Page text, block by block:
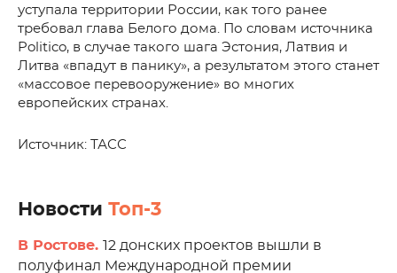
уступала территории России, как того ранее
требовал глава Белого дома. По словам источника
Politico, в случае такого шага Эстония, Латвия и
Литва «впадут в панику», а результатом этого станет
«массовое перевооружение» во многих
европейских странах.
Источник: ТАСС
Новости Топ-3
В Ростове. 12 донских проектов вышли в
полуфинал Международной премии